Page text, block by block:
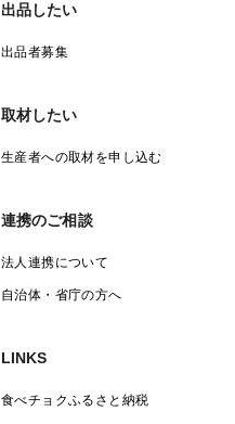
出品したい
出品者募集
取材したい
生産者への取材を申し込む
連携のご相談
法人連携について
自治体・省庁の方へ
LINKS
食べチョクふるさと納税